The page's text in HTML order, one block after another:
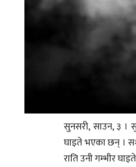
सुनसरी, साउन, ३ ।
घाइते भएका छन् ।
राति उनी गम्भीर